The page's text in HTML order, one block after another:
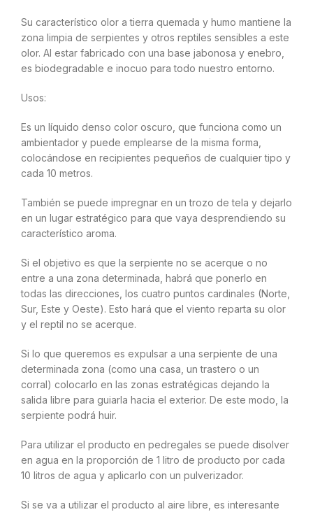
Su característico olor a tierra quemada y humo mantiene la
zona limpia de serpientes y otros reptiles sensibles a este
olor. Al estar fabricado con una base jabonosa y enebro,
es biodegradable e inocuo para todo nuestro entorno.
Usos:
Es un líquido denso color oscuro, que funciona como un
ambientador y puede emplearse de la misma forma,
colocándose en recipientes pequeños de cualquier tipo y
cada 10 metros.
También se puede impregnar en un trozo de tela y dejarlo
en un lugar estratégico para que vaya desprendiendo su
característico aroma.
Si el objetivo es que la serpiente no se acerque o no
entre a una zona determinada, habrá que ponerlo en
todas las direcciones, los cuatro puntos cardinales (Norte,
Sur, Este y Oeste). Esto hará que el viento reparta su olor
y el reptil no se acerque.
Si lo que queremos es expulsar a una serpiente de una
determinada zona (como una casa, un trastero o un
corral) colocarlo en las zonas estratégicas dejando la
salida libre para guiarla hacia el exterior. De este modo, la
serpiente podrá huir.
Para utilizar el producto en pedregales se puede disolver
en agua en la proporción de 1 litro de producto por cada
10 litros de agua y aplicarlo con un pulverizador.
Si se va a utilizar el producto al aire libre, es interesante